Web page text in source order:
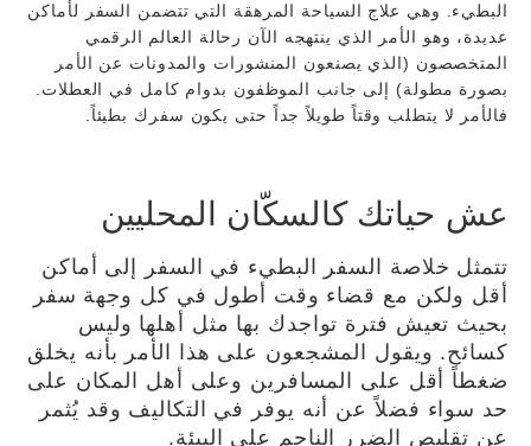
البطيء. وهي علاج السياحة المرهقة التي تتضمن السفر لأماكن
عديدة، وهو الأمر الذي ينتهجه الآن رحالة العالم الرقمي
المتخصصون (الذي يصنعون المنشورات والمدونات عن الأمر
بصورة مطولة) إلى جانب الموظفون بدوام كامل في العطلات.
فالأمر لا يتطلب وقتاً طويلاً جداً حتى يكون سفرك بطيئاً.
عش حياتك كالسكّان المحليين
تتمثل خلاصة السفر البطيء في السفر إلى أماكن
أقل ولكن مع قضاء وقت أطول في كل وجهة سفر
بحيث تعيش فترة تواجدك بها مثل أهلها وليس
كسائح. ويقول المشجعون على هذا الأمر بأنه يخلق
ضغطاً أقل على المسافرين وعلى أهل المكان على
حد سواء فضلاً عن أنه يوفر في التكاليف وقد يُثمر
عن تقليص الضرر الناجم على البيئة.